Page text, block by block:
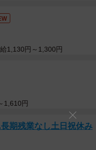
1,130円～1,300円
1,610円
期残業なし土日祝休み